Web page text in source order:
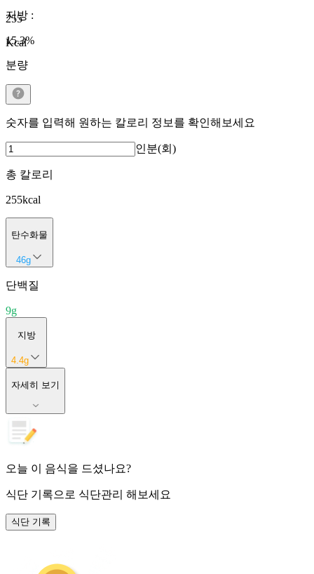
255
Kcal
지방 :
15.3%
분량
숫자를 입력해 원하는 칼로리 정보를 확인해보세요
인분(회)
총 칼로리
255kcal
탄수화물
46g
단백질
9g
지방
4.4g
자세히 보기
오늘 이 음식을 드셨나요?
식단 기록으로 식단관리 해보세요
식단 기록